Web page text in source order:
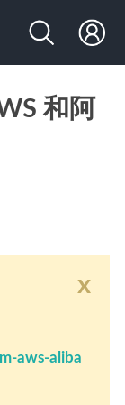
和阿
x
aws-aliba